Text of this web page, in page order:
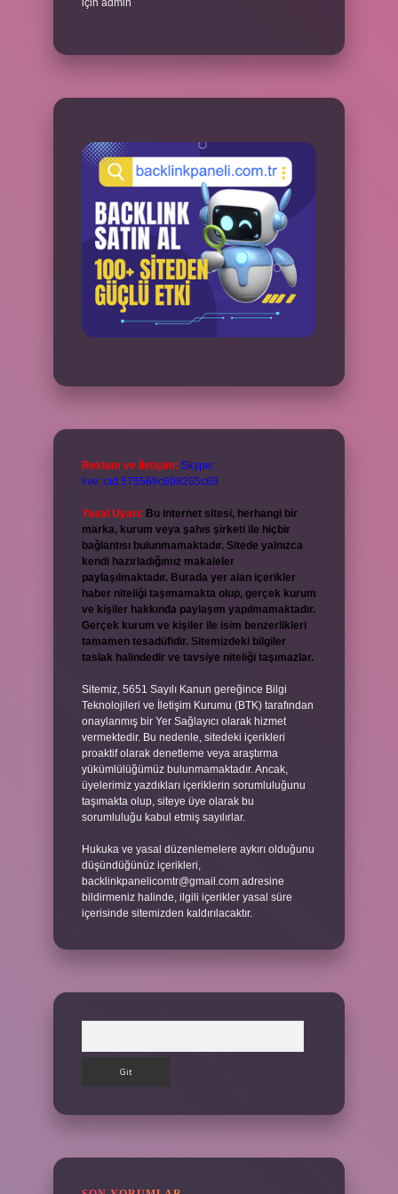
için admin
Reklam ve İletişim: Skype:
live:.cid.575569c608265c69
Yasal Uyarı: Bu internet sitesi, herhangi bir
marka, kurum veya şahıs şirketi ile hiçbir
bağlantısı bulunmamaktadır. Sitede yalnızca
kendi hazırladığımız makaleler
paylaşılmaktadır. Burada yer alan içerikler
haber niteliği taşımamakta olup, gerçek kurum
ve kişiler hakkında paylaşım yapılmamaktadır.
Gerçek kurum ve kişiler ile isim benzerlikleri
tamamen tesadüfidir. Sitemizdeki bilgiler
taslak halindedir ve tavsiye niteliği taşımazlar.
Sitemiz, 5651 Sayılı Kanun gereğince Bilgi
Teknolojileri ve İletişim Kurumu (BTK) tarafından
onaylanmış bir Yer Sağlayıcı olarak hizmet
vermektedir. Bu nedenle, sitedeki içerikleri
proaktif olarak denetleme veya araştırma
yükümlülüğümüz bulunmamaktadır. Ancak,
üyelerimiz yazdıkları içeriklerin sorumluluğunu
taşımakta olup, siteye üye olarak bu
sorumluluğu kabul etmiş sayılırlar.
Hukuka ve yasal düzenlemelere aykırı olduğunu
düşündüğünüz içerikleri,
backlinkpanelicomtr@gmail.com adresine
bildirmeniz halinde, ilgili içerikler yasal süre
içerisinde sitemizden kaldırılacaktır.